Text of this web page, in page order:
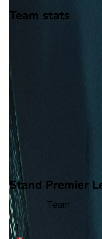
Team stats
Arsenal
Arsenal
0 gewonnen
verloren
vorm
Stand Premier
Team
1